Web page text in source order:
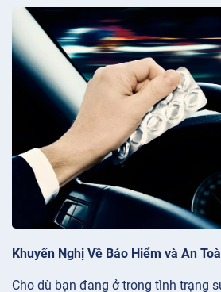
Khuyến Nghị Về Bảo Hiểm và An
Cho dù bạn đang ở trong tình trạng